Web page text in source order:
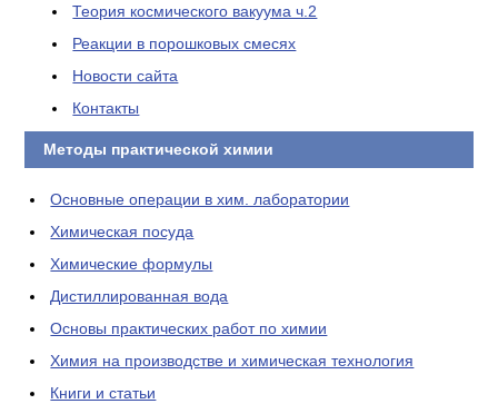
Теория космического вакуума ч.2
Реакции в порошковых смесях
Новости сайта
Контакты
Методы практической химии
Основные операции в хим. лаборатории
Химическая посуда
Химические формулы
Дистиллированная вода
Основы практических работ по химии
Химия на производстве и химическая технология
Книги и статьи